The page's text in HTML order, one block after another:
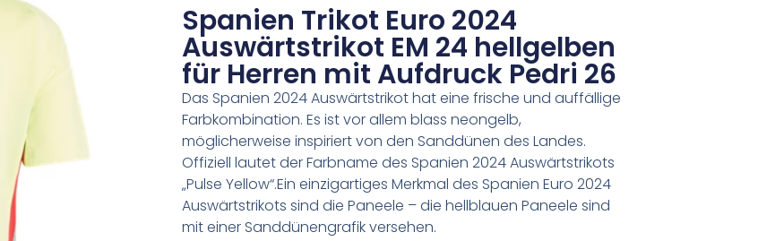
Spanien Trikot Euro 2024
Auswärtstrikot EM 24 hellgelben
für Herren mit Aufdruck Pedri 26
Das Spanien 2024 Auswärtstrikot hat eine frische und auffällige
Farbkombination. Es ist vor allem blass neongelb,
möglicherweise inspiriert von den Sanddünen des Landes.
Offiziell lautet der Farbname des Spanien 2024 Auswärtstrikots
„Pulse Yellow“.Ein einzigartiges Merkmal des Spanien Euro 2024
Auswärtstrikots sind die Paneele – die hellblauen Paneele sind
mit einer Sanddünengrafik versehen.